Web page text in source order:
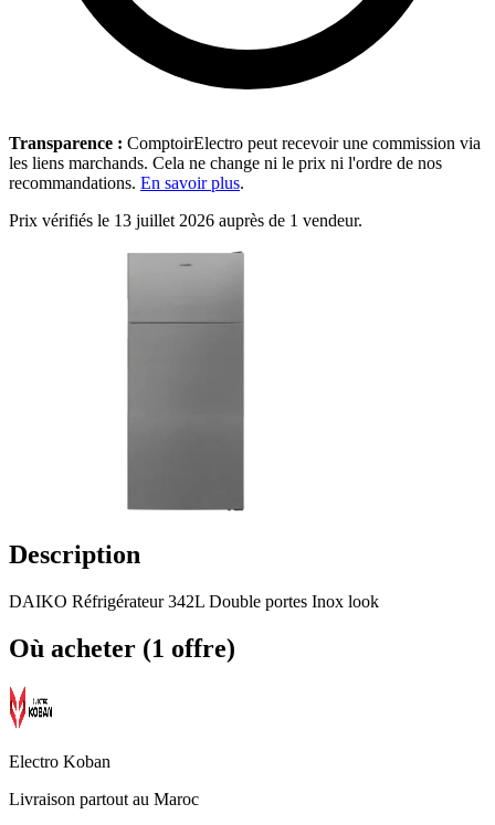
Transparence : ComptoirElectro peut recevoir une commission via
les liens marchands. Cela ne change ni le prix ni l'ordre de nos
recommandations. En savoir plus.
Prix vérifiés le 13 juillet 2026 auprès de 1 vendeur.
Description
DAIKO Réfrigérateur 342L Double portes Inox look
Où acheter (1 offre)
Electro Koban
Livraison partout au Maroc